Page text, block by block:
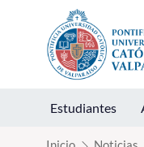
Click acá para ir
Estudiantes